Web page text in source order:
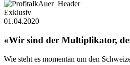
Exklusiv
01.04.2020
«Wir sind der Multiplikator,
Wie steht es momentan um den